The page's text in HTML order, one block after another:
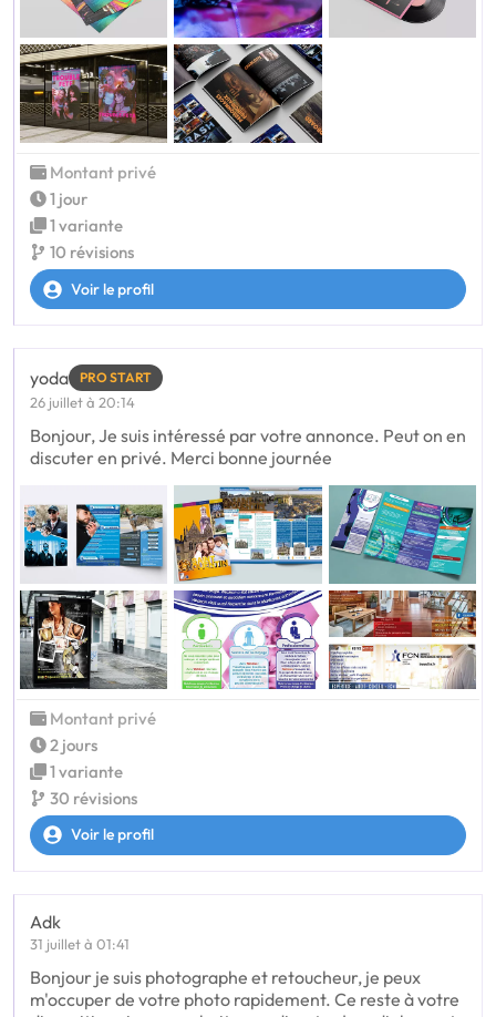
Montant privé
1 jour
1 variante
10 révisions
Voir le profil
yoda PRO START
26 juillet à 20:14
Bonjour, Je suis intéressé par votre annonce. Peut on en
discuter en privé. Merci bonne journée
Montant privé
2 jours
1 variante
30 révisions
Voir le profil
Adk
31 juillet à 01:41
Bonjour je suis photographe et retoucheur, je peux
m'occuper de votre photo rapidement. Ce reste à votre